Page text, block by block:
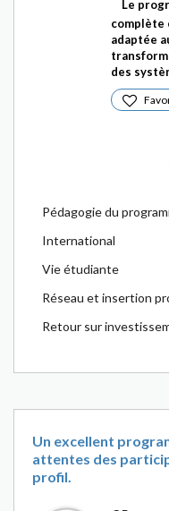
Le
complète
adaptée
des
Pédagogie du
International
Vie étudiante
Réseau et insertion
Retour sur
Un excellent
attentes des
profil.